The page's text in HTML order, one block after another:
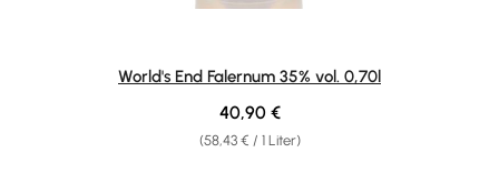
World's End Falernum 35% vol. 0,70l
(58,43 € / 1 Liter)
Regulärer Preis:
40,90 €